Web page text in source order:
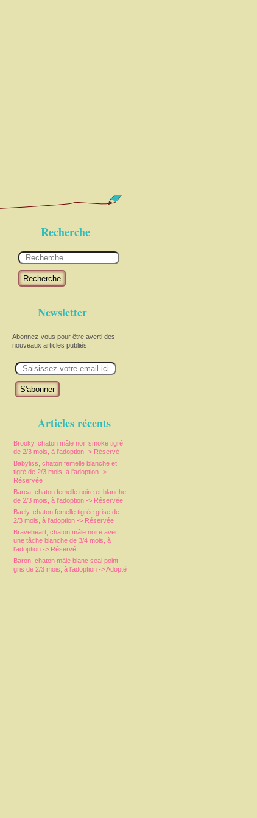
Recherche
Recherche
Newsletter
Abonnez-vous pour être averti des
nouveaux articles publiés.
m
Articles récents
Brooky, chaton mâle noir smoke tigré
de 2/3 mois, à l'adoption -> Réservé
Babyliss, chaton femelle blanche et
tigré de 2/3 mois, à l'adoption ->
Réservée
Barca, chaton femelle noire et blanche
de 2/3 mois, à l'adoption -> Réservée
Baely, chaton femelle tigrée grise de
2/3 mois, à l'adoption -> Réservée
Braveheart, chaton mâle noire avec
une tâche blanche de 3/4 mois, à
l'adoption -> Réservé
Baron, chaton mâle blanc seal point
gris de 2/3 mois, à l'adoption -> Adopté